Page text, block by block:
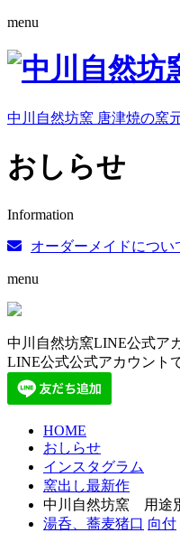
menu
中川自然坊窯 唐津焼の窯
おしらせ
Information
オーダーメイドについ
menu
中川自然坊窯LINE公式ア
LINE公式公式アカウント
HOME
おしらせ
インスタグラム
窯出し最新作
中川自然坊窯 用途
湯呑、蕎麦猪口 向付